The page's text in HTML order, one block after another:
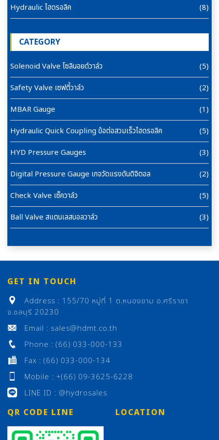
Hydraulic ไฮดรอลิค (8)
CATEGORY
Solenoid Valve โซลินอยด์วาล์ว
(5)
Safety Valve เซฟตี้วาล์ว
(2)
MBAR Gauge
(1)
Hydraulic Quick Coupling ข้อต่อสวมเร็วไฮดรอลิค
(5)
HYD Pressure Gauges
(3)
Digital Pressure Gauge เกจวัดแรงดันดิจิตอล
(2)
Check Valve เซ็ควาล์ว
(5)
Ball Valve สแตนเลสบอลวาล์ว
(3)
GET IN TOUCH
Address : 155/70 หมู่ที่ 1 ต.หนองขาม อ.ศรีราชา
จ.ชลบุรี 20230
Email : sales@hdmt.co.th
Phone : (66) 033-000-133
Fax : (66) 033-000-134
Mobile : +(66) 09-3625-6228
LINE ID : @hydrosales
QR CODE LINE LOCATION